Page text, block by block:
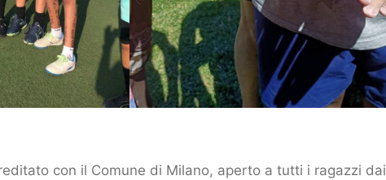
con il Comune di Milano, aperto a tutti i ragazzi dai